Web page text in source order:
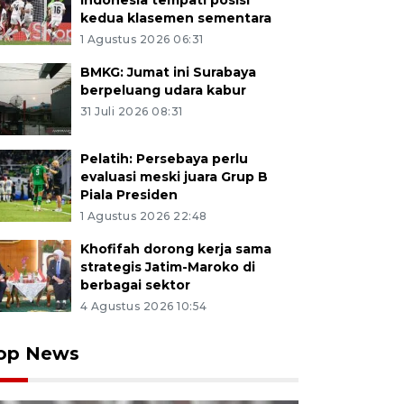
kedua klasemen sementara
1 Agustus 2026 06:31
BMKG: Jumat ini Surabaya
berpeluang udara kabur
31 Juli 2026 08:31
Pelatih: Persebaya perlu
evaluasi meski juara Grup B
Piala Presiden
1 Agustus 2026 22:48
Khofifah dorong kerja sama
strategis Jatim-Maroko di
berbagai sektor
4 Agustus 2026 10:54
News